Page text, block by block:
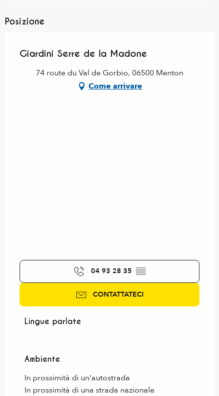
Posizione
Giardini Serre de la Madone
74 route du Val de Gorbio, 06500 Menton
Come arrivare
04 93 28 35 ▒▒
CONTATTATECI
Lingue parlate
Lingue parlate
Ambiente
Ambiente
In prossimità di un'autostrada
In prossimità di una strada nazionale